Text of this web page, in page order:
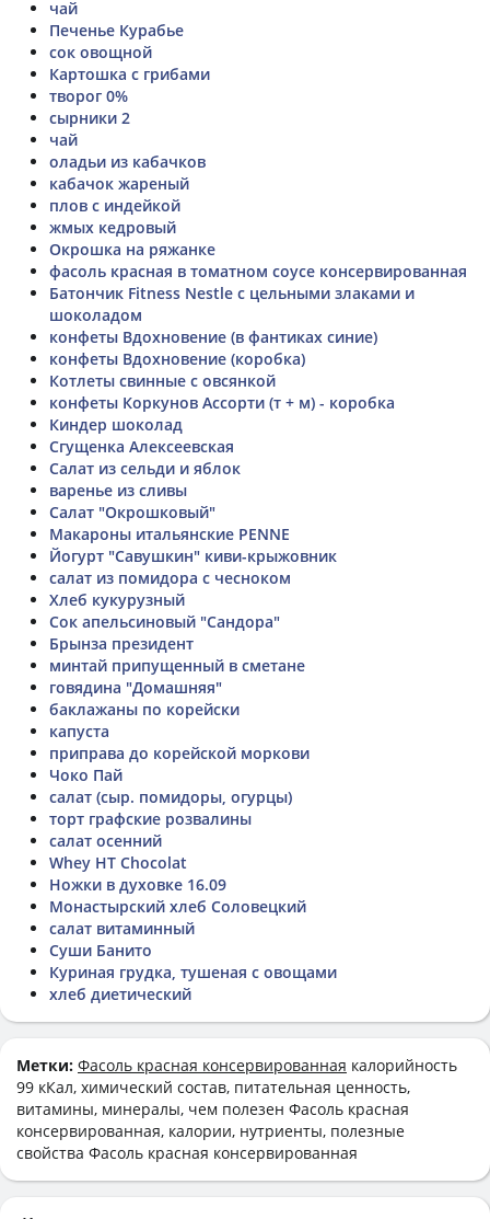
чай
Печенье Курабье
сок овощной
Картошка с грибами
творог 0%
сырники 2
чай
оладьи из кабачков
кабачок жареный
плов с индейкой
жмых кедровый
Окрошка на ряжанке
фасоль красная в томатном соусе консервированная
Батончик Fitness Nestle c цельными злаками и
шоколадом
конфеты Вдохновение (в фантиках синие)
конфеты Вдохновение (коробка)
Котлеты свинные с овсянкой
конфеты Коркунов Ассорти (т + м) - коробка
Киндер шоколад
Сгущенка Алексеевская
Салат из сельди и яблок
варенье из сливы
Салат "Окрошковый"
Макароны итальянские PENNE
Йогурт "Савушкин" киви-крыжовник
салат из помидора с чесноком
Хлеб кукурузный
Сок апельсиновый "Сандора"
Брынза президент
минтай припущенный в сметане
говядина "Домашняя"
баклажаны по корейски
капуста
приправа до корейской моркови
Чоко Пай
салат (сыр. помидоры, огурцы)
торт графские розвалины
салат осенний
Whey HT Chocolat
Ножки в духовке 16.09
Монастырский хлеб Соловецкий
салат витаминный
Суши Банито
Куриная грудка, тушеная с овощами
хлеб диетический
Метки: Фасоль красная консервированная калорийность
99 кКал, химический состав, питательная ценность,
витамины, минералы, чем полезен Фасоль красная
консервированная, калории, нутриенты, полезные
свойства Фасоль красная консервированная